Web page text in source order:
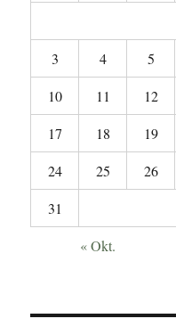
3
4 5
10
11 12
17
18 19
24
25 26
31
« Okt.